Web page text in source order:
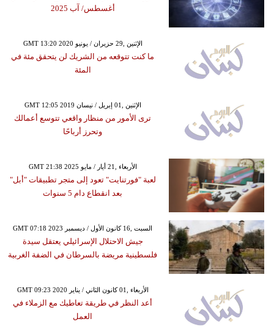
أغسطس/ آب 2025
GMT 13:20 2020 الإثنين ,29 حزيران / يونيو
ما كنت تتوقعه من الشريك لن يتحقق مئة في
المئة
GMT 12:05 2019 الإثنين ,01 إبريل / نيسان
ترى الأمور من منظار واقعي تتوسع أعمالك
وتحرز أرباحًا
GMT 21:38 2025 الأربعاء ,21 أيار / مايو
لعبة "فورتنايت" تعود إلى متجر تطبيقات "أبل"
بعد انقطاع دام 5 سنوات
GMT 07:18 2023 السبت ,16 كانون الأول / ديسمبر
جيش الاحتلال الإسرائيلي يعتقل سيدة
فلسطينية مريضة بالسرطان في الضفة الغربية
GMT 09:23 2020 الأربعاء ,01 كانون الثاني / يناير
أعد النظر في طريقة تعاطيك مع الزملاء في
العمل